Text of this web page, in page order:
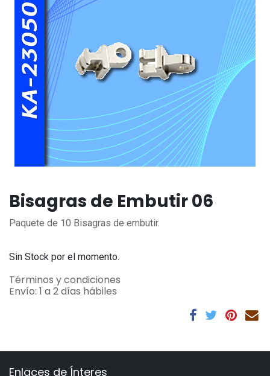
Bisagras de Embutir 06
Paquete de 10 Bisagras de embutir.
Sin Stock por el momento.
Términos y condiciones
Envío: 1 a 2 días hábiles
Enlaces de Ínteres